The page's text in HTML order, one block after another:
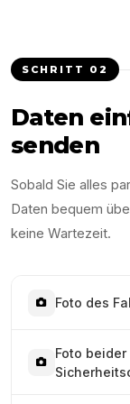
SCHRITT 02
Daten
senden
Sobald Sie alles
Daten bequem
keine Wartezeit.
Foto des
Foto